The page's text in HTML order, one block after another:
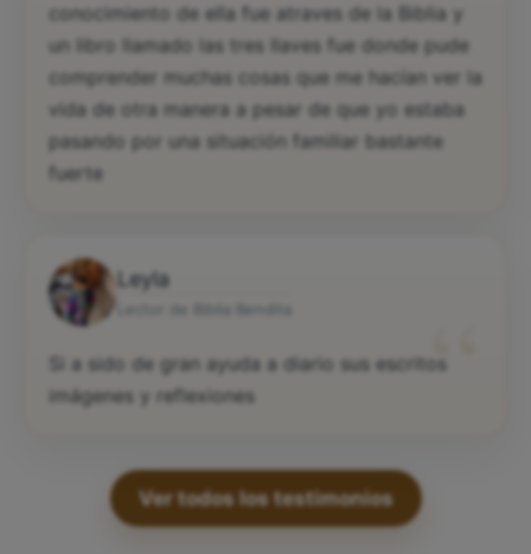
conocimiento de ella fue atraves de la Biblia y
un libro llamado las tres llaves fue donde pude
comprender muchas cosas que me hacían ver la
vida de otra manera a pesar de que yo estaba
pasando por una situación familiar bastante
fuerte
Leyla
“
Si a sido de gran ayuda a diario sus escritos
imágenes y reflexiones
Ver todos los testimonios